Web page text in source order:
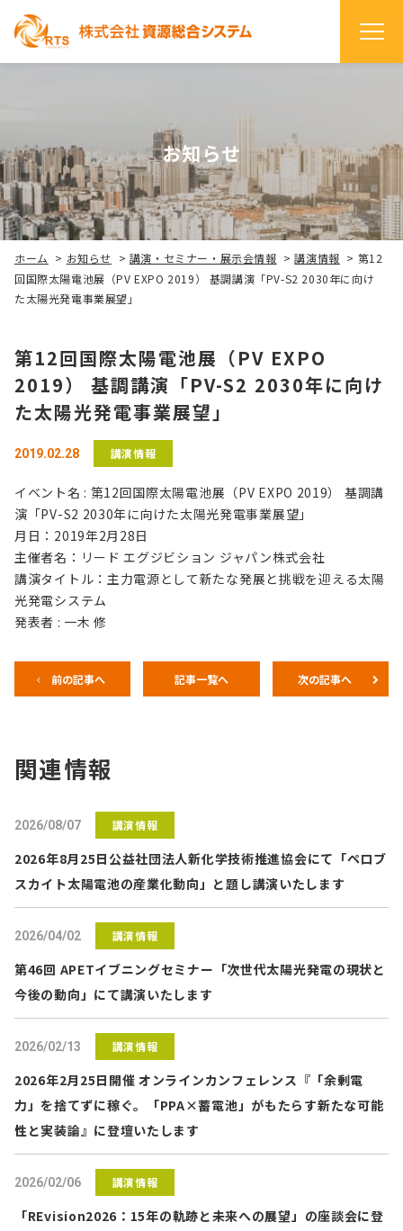
お知らせ
ホーム > お知らせ > 講演・セミナー・展示会情報 >講演情報 > 第12
回国際太陽電池展（PV EXPO 2019） 基調講演「PV-S2 2030年に向け
た太陽光発電事業展望」
第12回国際太陽電池展（PV EXPO
2019） 基調講演「PV-S2 2030年に向け
た太陽光発電事業展望」
2019.02.28 講演情報
イベント名 : 第12回国際太陽電池展（PV EXPO 2019） 基調講
演「PV-S2 2030年に向けた太陽光発電事業展望」
月日：2019年2月28日
主催者名：リード エグジビション ジャパン株式会社
講演タイトル：主力電源として新たな発展と挑戦を迎える太陽
光発電システム
発表者 : 一木 修
前の記事へ 記事一覧へ 次の記事へ
関連情報
2026/08/07 講演情報
2026年8月25日公益社団法人新化学技術推進協会にて「ペロブ
スカイト太陽電池の産業化動向」と題し講演いたします
2026/04/02 講演情報
第46回 APETイブニングセミナー「次世代太陽光発電の現状と
今後の動向」にて講演いたします
2026/02/13 講演情報
2026年2月25日開催 オンラインカンフェレンス『「余剰電
力」を捨てずに稼ぐ。「PPA×蓄電池」がもたらす新たな可能
性と実装論』に登壇いたします
2026/02/06 講演情報
「REvision2026：15年の軌跡と未来への展望」の座談会に登